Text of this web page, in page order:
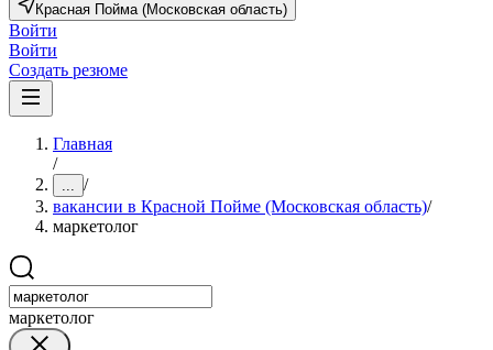
Красная Пойма (Московская область)
Войти
Войти
Создать резюме
Главная
/
... /
вакансии в Красной Пойме (Московская область)/
маркетолог
маркетолог